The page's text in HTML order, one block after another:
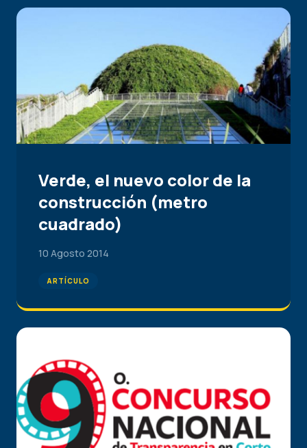
Verde, el nuevo color de la
construcción (metro
cuadrado)
10 Agosto 2014
ARTÍCULO